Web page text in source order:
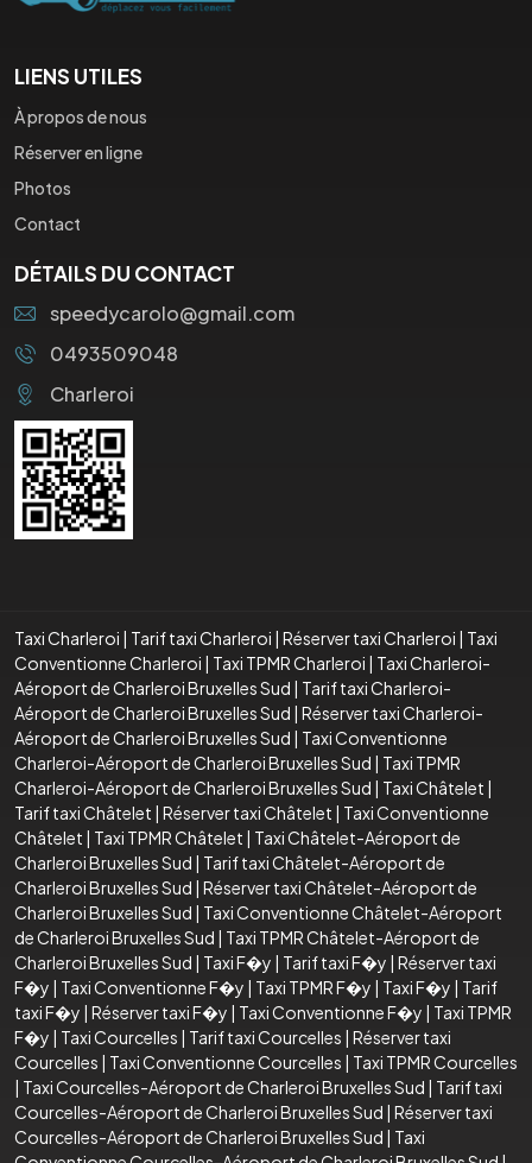
LIENS UTILES
À propos de nous
Réserver en ligne
Photos
Contact
DÉTAILS DU CONTACT
speedycarolo@gmail.com
0493509048
Charleroi
Taxi Charleroi | Tarif taxi Charleroi | Réserver taxi Charleroi | Taxi
Conventionne Charleroi | Taxi TPMR Charleroi | Taxi Charleroi-
Aéroport de Charleroi Bruxelles Sud | Tarif taxi Charleroi-
Aéroport de Charleroi Bruxelles Sud | Réserver taxi Charleroi-
Aéroport de Charleroi Bruxelles Sud | Taxi Conventionne
Charleroi-Aéroport de Charleroi Bruxelles Sud | Taxi TPMR
Charleroi-Aéroport de Charleroi Bruxelles Sud | Taxi Châtelet |
Tarif taxi Châtelet | Réserver taxi Châtelet | Taxi Conventionne
Châtelet | Taxi TPMR Châtelet | Taxi Châtelet-Aéroport de
Charleroi Bruxelles Sud | Tarif taxi Châtelet-Aéroport de
Charleroi Bruxelles Sud | Réserver taxi Châtelet-Aéroport de
Charleroi Bruxelles Sud | Taxi Conventionne Châtelet-Aéroport
de Charleroi Bruxelles Sud | Taxi TPMR Châtelet-Aéroport de
Charleroi Bruxelles Sud | Taxi F�y | Tarif taxi F�y | Réserver taxi
F�y | Taxi Conventionne F�y | Taxi TPMR F�y | Taxi F�y | Tarif
taxi F�y | Réserver taxi F�y | Taxi Conventionne F�y | Taxi TPMR
F�y | Taxi Courcelles | Tarif taxi Courcelles | Réserver taxi
Courcelles | Taxi Conventionne Courcelles | Taxi TPMR Courcelles
| Taxi Courcelles-Aéroport de Charleroi Bruxelles Sud | Tarif taxi
Courcelles-Aéroport de Charleroi Bruxelles Sud | Réserver taxi
Courcelles-Aéroport de Charleroi Bruxelles Sud | Taxi